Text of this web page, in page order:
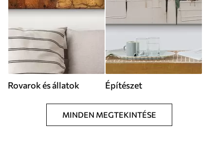
Rovarok és állatok Építészet
MINDEN MEGTEKINTÉSE